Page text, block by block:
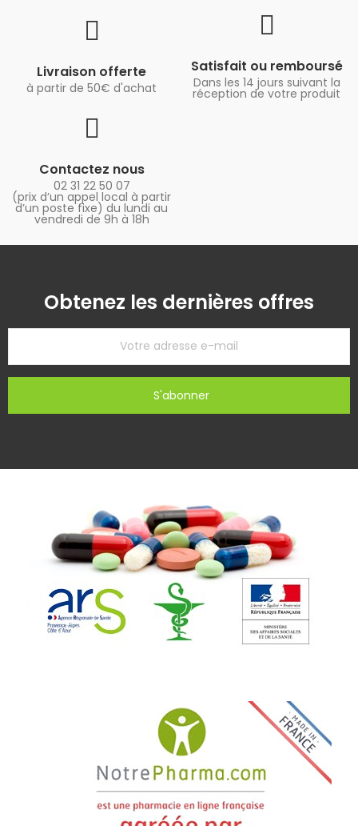
Livraison offerte
à partir de 50€ d'achat
Satisfait ou remboursé
Dans les 14 jours suivant la
réception de votre produit
Contactez nous
02 31 22 50 07
(prix d’un appel local à partir
d’un poste fixe) du lundi au
vendredi de 9h à 18h
Obtenez les dernières offres
S'abonner